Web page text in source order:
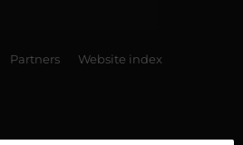
Partners
Website index